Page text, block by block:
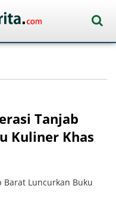
Tanjab
Kuliner Khas